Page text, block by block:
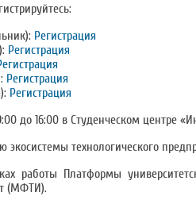
Регистрация
Регистрация
Регистрация
Регистрация
до 16:00 в Студенческом центре
экосистемы технологического
работы Платформы
(МФТИ).